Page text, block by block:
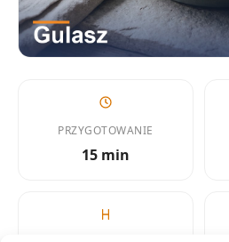
PRZYGOTOWANIE
15 min